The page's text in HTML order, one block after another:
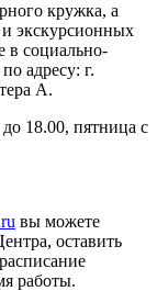
кружка, а
экскурсионных
в социально-
адресу: г.
А.
18.00, пятница с
вы можете
оставить
работы.